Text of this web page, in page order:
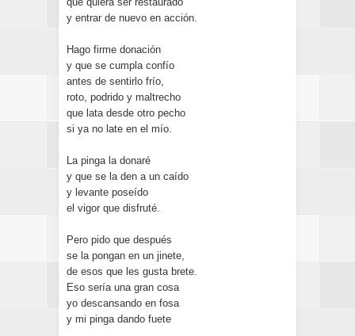
y entrar de nuevo en acción.
Hago firme donación
y que se cumpla confío
antes de sentirlo frío,
roto, podrido y maltrecho
que lata desde otro pecho
si ya no late en el mío.
La pinga la donaré
y que se la den a un caído
y levante poseído
el vigor que disfruté.
Pero pido que después
se la pongan en un jinete,
de esos que les gusta brete.
Eso sería una gran cosa
yo descansando en fosa
y mi pinga dando fuete